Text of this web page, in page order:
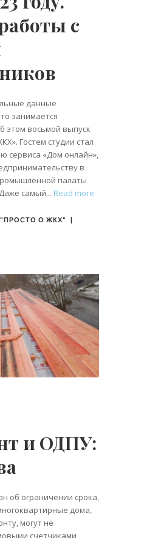
с
данные
занимается
этом восьмой выпуск
Гостем студии стал
сервиса «Дом онлайн»,
в
палаты
самый
Read more
О ЖКХ"
и ОДПУ:
об ограничении срока,
дома,
могут не
счетчиками